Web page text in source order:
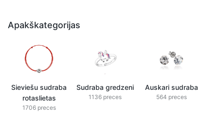
Apakškategorijas
Sieviešu sudraba
rotaslietas
1706 preces
Sudraba gredzeni
1136 preces
Auskari sudraba
564 preces